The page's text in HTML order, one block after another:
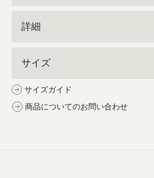
詳細
サイズ
サイズガイド
商品についてのお問い合わせ